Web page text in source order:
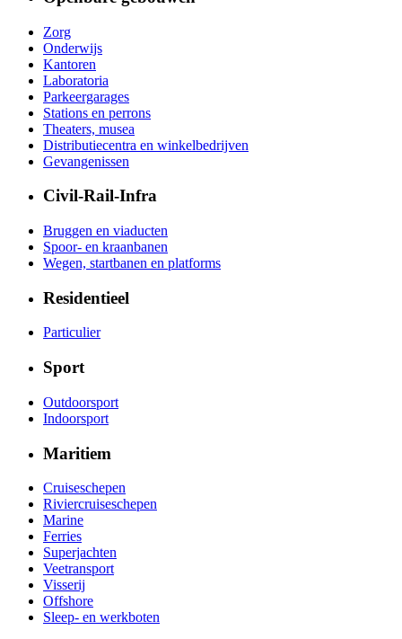
Zorg
Onderwijs
Kantoren
Laboratoria
Parkeergarages
Stations en perrons
Theaters, musea
Distributiecentra en winkelbedrijven
Gevangenissen
Civil-Rail-Infra
Bruggen en viaducten
Spoor- en kraanbanen
Wegen, startbanen en platforms
Residentieel
Particulier
Sport
Outdoorsport
Indoorsport
Maritiem
Cruiseschepen
Riviercruiseschepen
Marine
Ferries
Superjachten
Veetransport
Visserij
Offshore
Sleep- en werkboten